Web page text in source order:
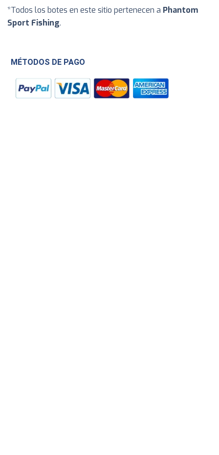
*Todos los botes en este sitio pertenecen a Phantom
Sport Fishing.
MÉTODOS DE PAGO